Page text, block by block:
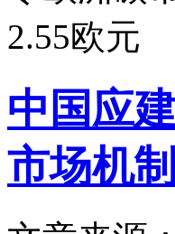
2.55欧元
中国应
市场机制